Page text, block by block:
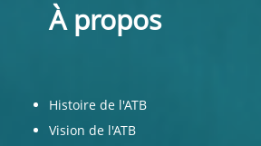
À propos
Histoire de l'ATB
Vision de l'ATB